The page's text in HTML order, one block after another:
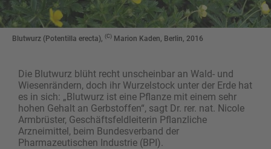
Blutwurz (Potentilla erecta), (C) Marion Kaden, Berlin, 2016
Die Blutwurz blüht recht unscheinbar an Wald- und
Wiesenrändern, doch ihr Wurzelstock unter der Erde hat
es in sich: „Blutwurz ist eine Pflanze mit einem sehr
hohen Gehalt an Gerbstoffen“, sagt Dr. rer. nat. Nicole
Armbrüster, Geschäftsfeldleiterin Pflanzliche
Arzneimittel, beim Bundesverband der
Pharmazeutischen Industrie (BPI).